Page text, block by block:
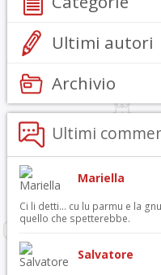
Ultimi autori
Archivio
Ultimi
Mariella
Ci li detti… cu lu parmu e la
quello che spetterebbe.
Salvatore